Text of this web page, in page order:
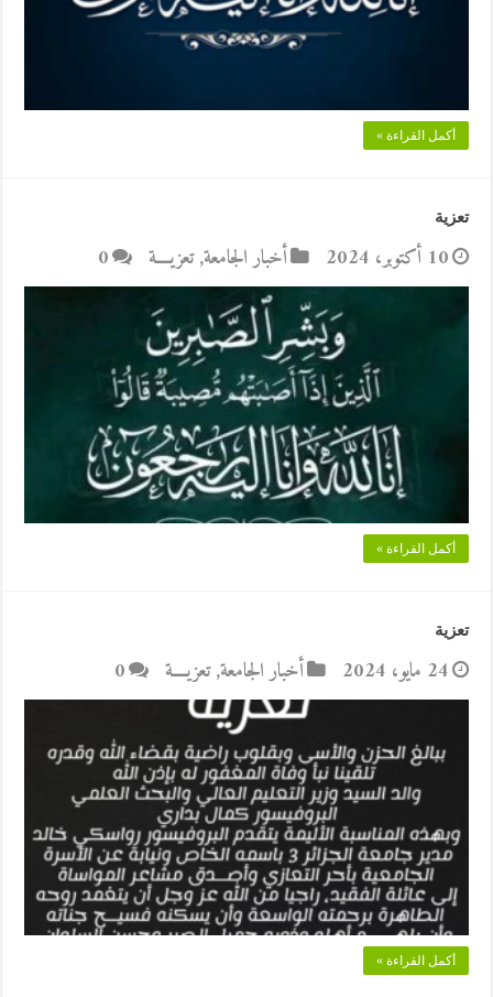
أكمل القراءة »
تعزية
10 أكتوبر، 2024 أخبار الجامعة,تعزيــــة 0
أكمل القراءة »
تعزية
24 مايو، 2024 أخبار الجامعة,تعزيــــة 0
أكمل القراءة »